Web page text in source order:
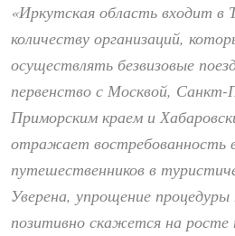
«Иркутская область входит в
количеству организаций,
осуществлять безвизовые
первенство с Москвой, Санкт-
Приморским краем и
отражает востребованность
путешественников в
Уверена, упрощение
позитивно скажется на росте